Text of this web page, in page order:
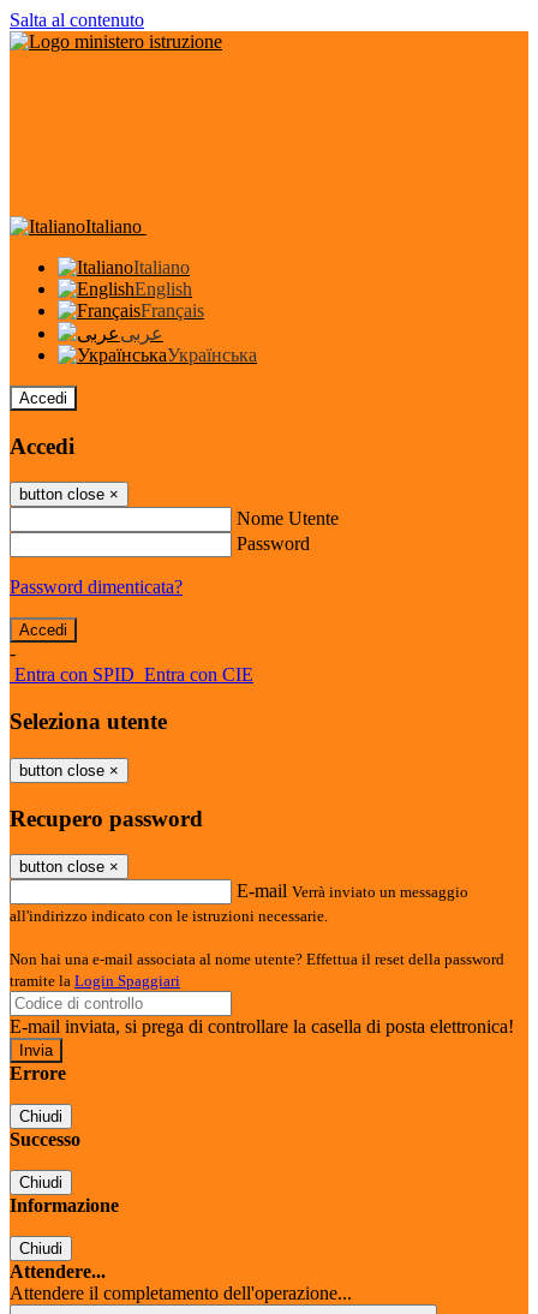
Salta al contenuto
Italiano
Italiano
English
Français
عربى
Українська
Accedi
Accedi
button close ×
Nome Utente
Password
Password dimenticata?
-
Entra con SPID Entra con CIE
Seleziona utente
button close ×
Recupero password
button close ×
E-mail Verrà inviato un messaggio
all'indirizzo indicato con le istruzioni necessarie.
Non hai una e-mail associata al nome utente? Effettua il reset della password
tramite la Login Spaggiari
E-mail inviata, si prega di controllare la casella di posta elettronica!
Errore
Chiudi
Successo
Chiudi
Informazione
Chiudi
Attendere...
Attendere il completamento dell'operazione...